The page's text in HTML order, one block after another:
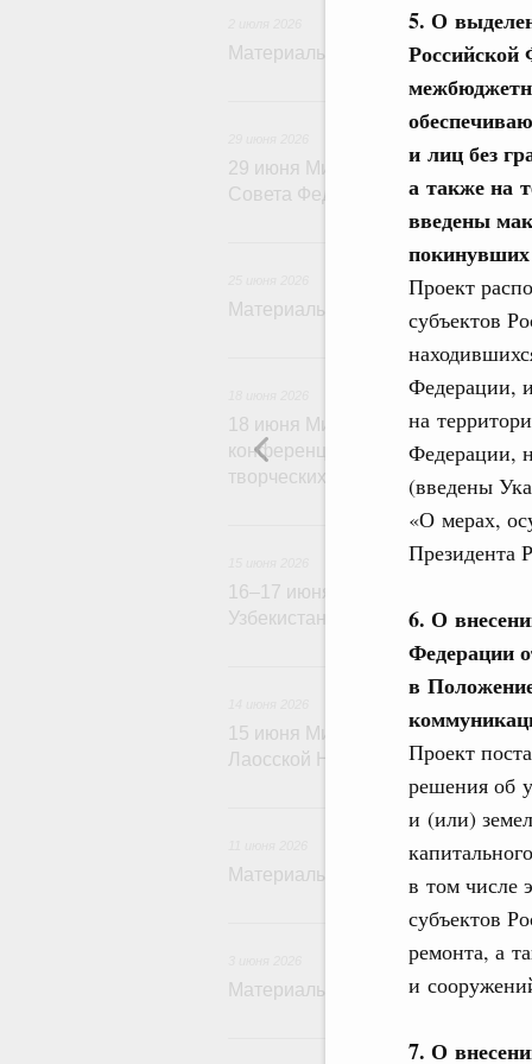
5. О
Российской
и лиц без
а также на
введены
Проект
субъектов
Федерации,
на
Федерации,
(введены
«О мерах,
Президента
6. О
Федерации
в
Проект
решения об
и (или)
в том числе
субъектов
ремонта, а
и
7. О
Материалы к заседанию
29
29 июня Михаил Мишустин
Совета Федерации
Материалы к заседанию
18 июня Михаил Мишустин
конференции по укреплению
творческих индустрий
15
16–17 июня Михаил Мишустин
Узбекистан
14
15 июня Михаил Мишустин
Лаосской Народно-
Материалы к заседанию
Материалы к заседанию
1